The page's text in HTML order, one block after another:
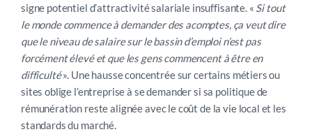
signe potentiel d’attractivité salariale insuffisante. « Si tout
le monde commence à demander des acomptes, ça veut dire
que le niveau de salaire sur le bassin d’emploi n’est pas
forcément élevé et que les gens commencent à être en
difficulté». Une hausse concentrée sur certains métiers ou
sites oblige l’entreprise à se demander si sa politique de
rémunération reste alignée avec le coût de la vie local et les
standards du marché.